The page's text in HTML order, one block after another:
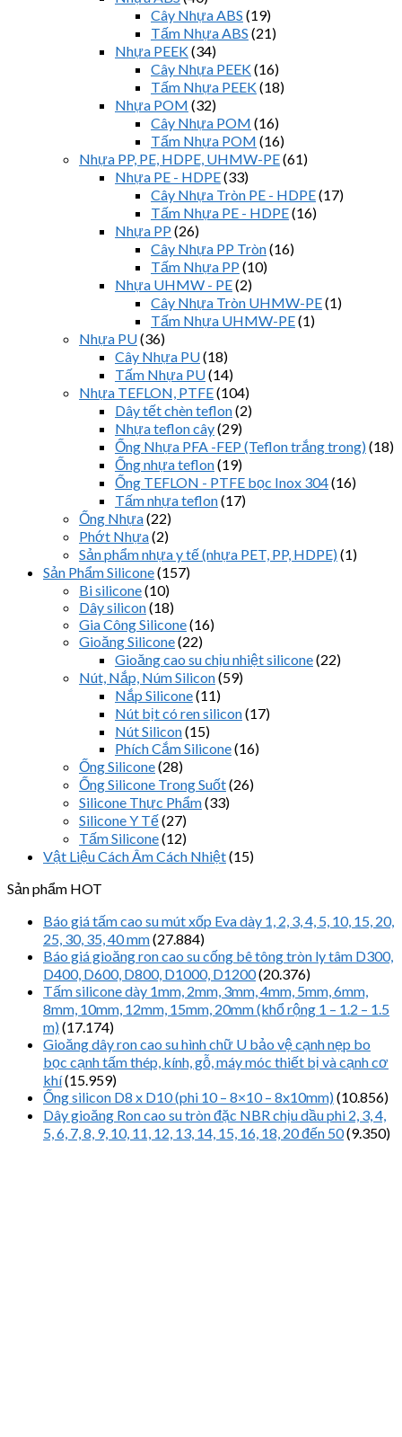
Cây Nhựa ABS (19)
Tấm Nhựa ABS (21)
Nhựa PEEK(34)
Cây Nhựa PEEK(16)
Tấm Nhựa PEEK(18)
Nhựa POM (32)
Cây Nhựa POM (16)
Tấm Nhựa POM (16)
Nhựa PP, PE, HDPE, UHMW-PE(61)
Nhựa PE - HDPE(33)
Cây Nhựa Tròn PE - HDPE(17)
Tấm Nhựa PE - HDPE(16)
Nhựa PP (26)
Cây Nhựa PP Tròn(16)
Tấm Nhựa PP (10)
Nhựa UHMW - PE(2)
Cây Nhựa Tròn UHMW-PE(1)
Tấm Nhựa UHMW-PE(1)
Nhựa PU(36)
Cây Nhựa PU(18)
Tấm Nhựa PU(14)
Nhựa TEFLON, PTFE(104)
Dây tết chèn teflon(2)
Nhựa teflon cây(29)
Ống Nhựa PFA -FEP (Teflon trắng trong)(18)
Ống nhựa teflon(19)
Ống TEFLON - PTFE bọc Inox 304(16)
Tấm nhựa teflon(17)
Ống Nhựa(22)
Phớt Nhựa(2)
Sản phẩm nhựa y tế (nhựa PET, PP, HDPE)(1)
Sản Phẩm Silicone(157)
Bi silicone(10)
Dây silicon(18)
Gia Công Silicone(16)
Gioăng Silicone(22)
Gioăng cao su chịu nhiệt silicone(22)
Nút, Nắp, Núm Silicon(59)
Nắp Silicone(11)
Nút bịt có ren silicon(17)
Nút Silicon(15)
Phích Cắm Silicone(16)
Ống Silicone(28)
Ống Silicone Trong Suốt(26)
Silicone Thực Phẩm(33)
Silicone Y Tế(27)
Tấm Silicone(12)
Vật Liệu Cách Âm Cách Nhiệt(15)
Sản phẩm HOT
Báo giá tấm cao su mút xốp Eva dày 1, 2, 3, 4, 5, 10, 15, 20,
25, 30, 35, 40 mm(27.884)
Báo giá gioăng ron cao su cống bê tông tròn ly tâm D300,
D400, D600, D800, D1000, D1200(20.376)
Tấm silicone dày 1mm, 2mm, 3mm, 4mm, 5mm, 6mm,
8mm, 10mm, 12mm, 15mm, 20mm (khổ rộng 1 – 1.2 – 1.5
m)(17.174)
Gioăng dây ron cao su hình chữ U bảo vệ cạnh nẹp bo
bọc cạnh tấm thép, kính, gỗ, máy móc thiết bị và cạnh cơ
khí(15.959)
Ống silicon D8 x D10 (phi 10 – 8×10 – 8x10mm)(10.856)
Dây gioăng Ron cao su tròn đặc NBR chịu dầu phi 2, 3, 4,
5, 6, 7, 8, 9, 10, 11, 12, 13, 14, 15, 16, 18, 20 đến 50(9.350)